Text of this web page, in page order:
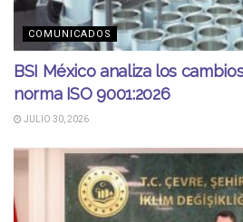
COMUNICADOS
BSI México analiza los
norma ISO 9001:2026
JULIO 30, 2026